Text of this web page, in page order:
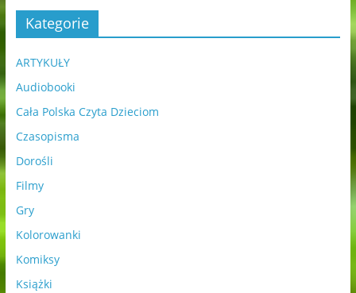
Kategorie
ARTYKUŁY
Audiobooki
Cała Polska Czyta Dzieciom
Czasopisma
Dorośli
Filmy
Gry
Kolorowanki
Komiksy
Książki